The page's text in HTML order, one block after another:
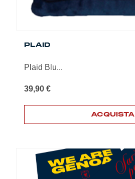
PLAID
Plaid Blu...
39,90 €
ACQUISTA